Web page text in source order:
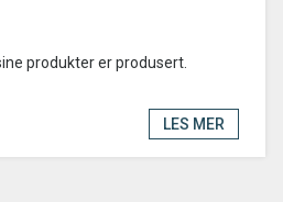
produkter er produsert.
LES MER